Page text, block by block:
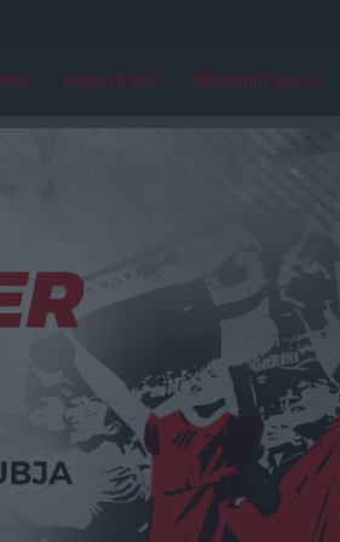
Regisztráció Elfelejtett jelszó